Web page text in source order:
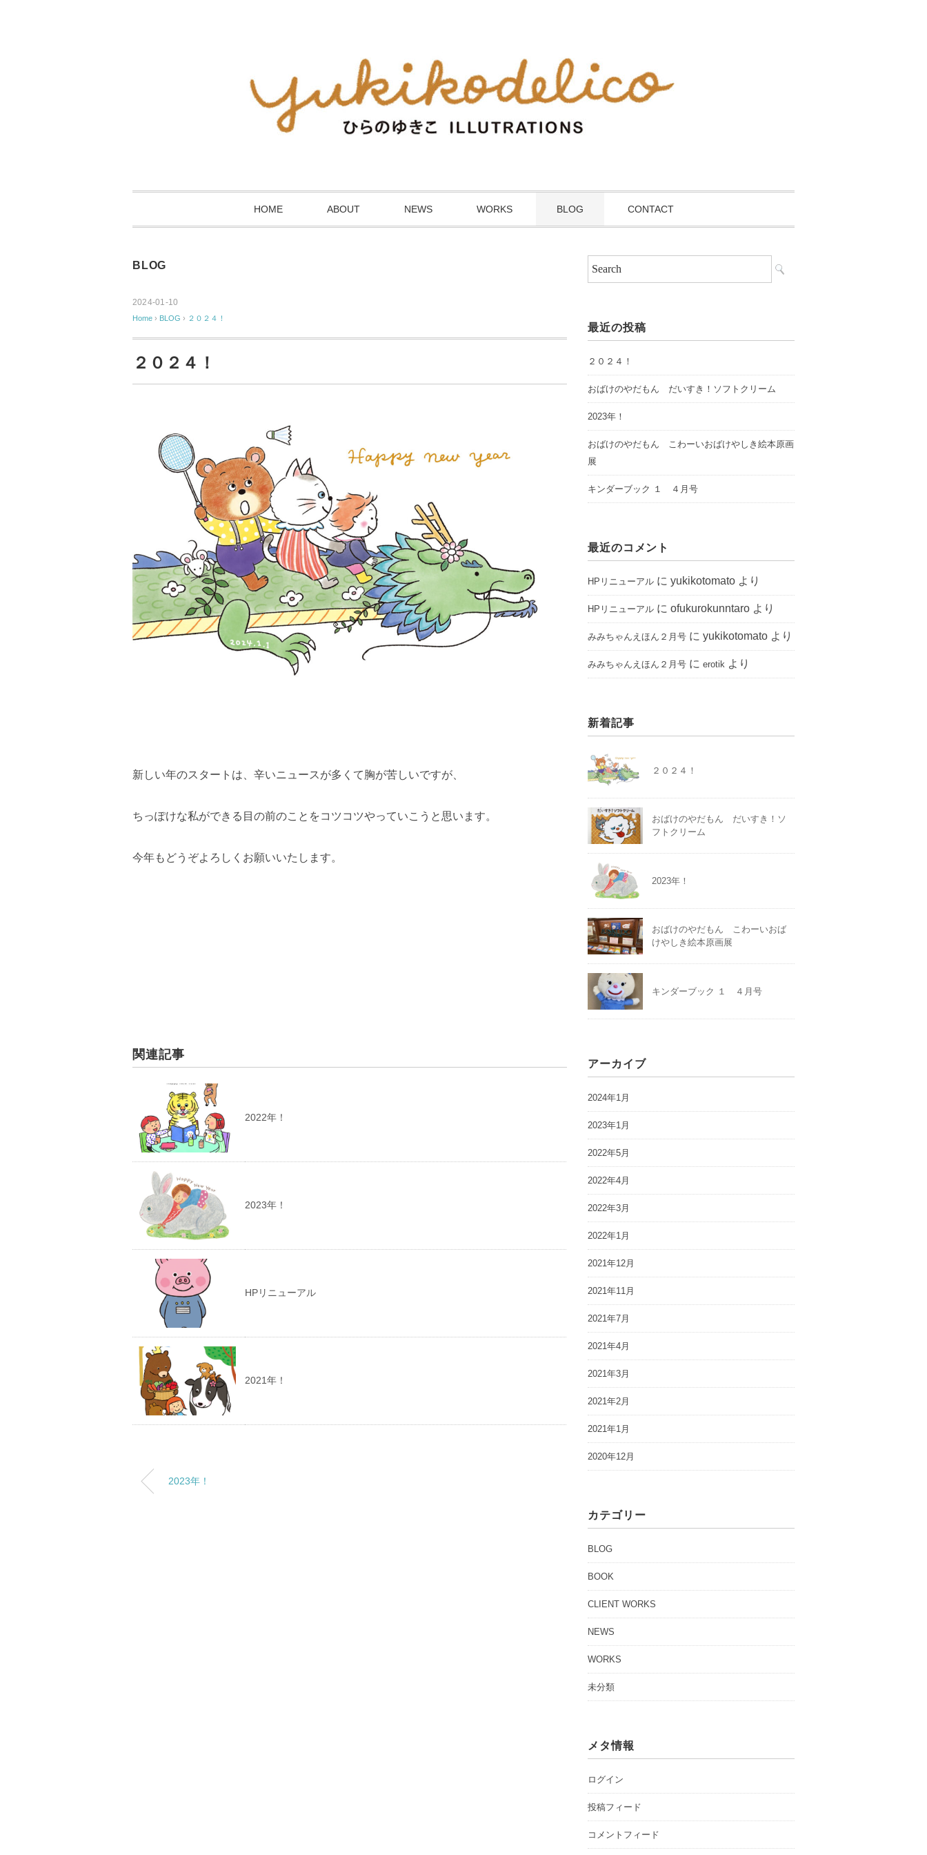
HOME ABOUT NEWS WORKS BLOG CONTACT
BLOG
2024-01-10
Home › BLOG › ２０２４！
２０２４！
新しい年のスタートは、辛いニュースが多くて胸が苦しいですが、
ちっぽけな私ができる目の前のことをコツコツやっていこうと思います。
今年もどうぞよろしくお願いいたします。
関連記事
2022年！
2023年！
HPリニューアル
2021年！
2023年！
最近の投稿
２０２４！
おばけのやだもん だいすき！ソフトクリーム
2023年！
おばけのやだもん こわーいおばけやしき絵本原画
展
キンダーブック １ ４月号
最近のコメント
HPリニューアル にyukikotomato より
HPリニューアル にofukurokunntaro より
みみちゃんえほん２月号 にyukikotomato より
みみちゃんえほん２月号 にerotik より
新着記事
２０２４！
おばけのやだもん だいすき！ソ
フトクリーム
2023年！
おばけのやだもん こわーいおば
けやしき絵本原画展
キンダーブック １ ４月号
アーカイブ
2024年1月
2023年1月
2022年5月
2022年4月
2022年3月
2022年1月
2021年12月
2021年11月
2021年7月
2021年4月
2021年3月
2021年2月
2021年1月
2020年12月
カテゴリー
BLOG
BOOK
CLIENT WORKS
NEWS
WORKS
未分類
メタ情報
ログイン
投稿フィード
コメントフィード